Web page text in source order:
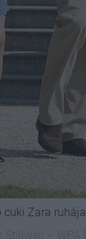
cuki Zara ruhája